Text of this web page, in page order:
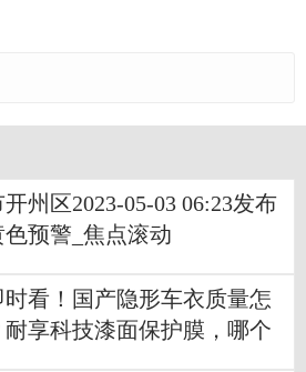
州区2023-05-03 06:23发布
预警_焦点滚动
时看！国产隐形车衣质量怎
耐享科技漆面保护膜，哪个